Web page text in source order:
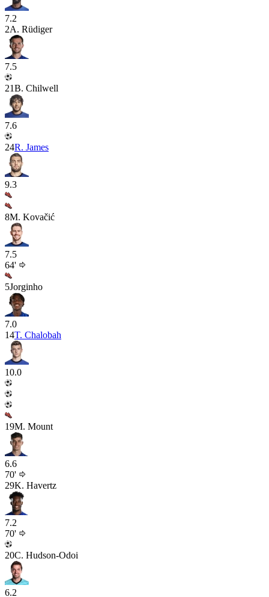
7.2
2A. Rüdiger
7.5
21B. Chilwell
7.6
24R. James
9.3
8M. Kovačić
7.5
64'
5Jorginho
7.0
14T. Chalobah
10.0
19M. Mount
6.6
70'
29K. Havertz
7.2
70'
20C. Hudson-Odoi
6.2